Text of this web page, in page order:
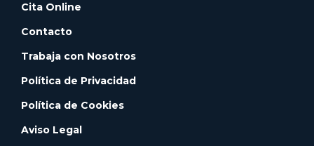
Cita Online
Contacto
Trabaja con Nosotros
Política de Privacidad
Política de Cookies
Aviso Legal